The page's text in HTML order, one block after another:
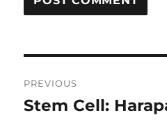
navigation
PREVIOUS
Previous
Stem Cell: